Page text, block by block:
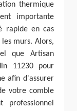
thermique
importante
rapide en cas
murs. Alors,
que Artisan
11230 pour
afin d'assurer
votre comble